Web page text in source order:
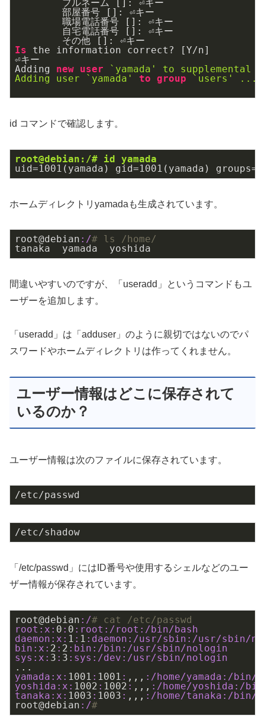
Is the information correct? [Y/n]
⏎キー
Adding new user
`yamada' to supplemental
Adding user `yamada'
to group `users' ...
id コマンドで確認します。
root@debian:/# id yamada
ホームディレクトリyamadaも生成されています。
root@debian :/# ls /home/
tanaka  yamada  yoshida
間違いやすいのですが、「useradd」というコマンドもユ
ーザーを追加します。
「useradd」は「adduser」のように親切ではないのでパ
スワードやホームディレクトリは作ってくれません。
ユーザー情報はどこに保存されて
いるのか？
ユーザー情報は次のファイルに保存されています。
/etc/passwd
/etc/shadow
「/etc/passwd」にはID番号や使用するシェルなどのユー
ザー情報が保存されています。
root@debian :/# cat /etc/passwd
root: x: 0 : 0 :root :/root :/bin/bash
daemon: x: 1 : 1 :daemon :/usr/sbin :/usr/sbin/
bin: x: 2 : 2 :bin :/bin :/usr/sbin/nologin
sys: x: 3 : 3 :sys :/dev :/usr/sbin/nologin
yamada: x: 1001 : 1001 : ,,, :/home/yamada :/bin/
yoshida: x: 1002 : 1002 : ,,, :/home/yoshida :/
tanaka: x: 1003 : 1003 : ,,, :/home/tanaka :/bin/
root@debian :/#